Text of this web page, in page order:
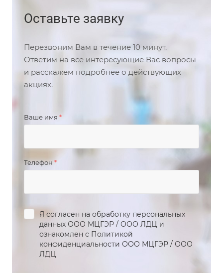
Оставьте заявку
Перезвоним Вам в течение 10 минут.
Ответим на все интересующие Вас вопросы
и расскажем подробнее о действующих
акциях.
Ваше имя *
Телефон*
Я согласен на обработку персональных
данных ООО МЦГЭР / ООО ЛДЦ и
ознакомлен с Политикой
конфиденциальности ООО МЦГЭР / ООО
ЛДЦ